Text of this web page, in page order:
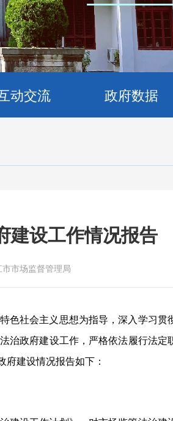
动交流 政府数据
建设工作情况报告
市场监督管理局
色社会主义思想为指导，深入学习贯
治政府建设工作，严格依法履行法定
建设情况报告如下：